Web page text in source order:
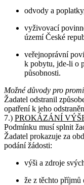
odvody a
vyživovací
území České
veřejnoprávní
k pobytu, jde-li o
působnosti.
Možné důvody pro
Žadatel odstranil
opatření k jeho
7.) PROKÁZÁNÍ
Podmínku musí splnit
Žadatel prokazuje za
podání žádosti:
výši a zdroje
že z těchto